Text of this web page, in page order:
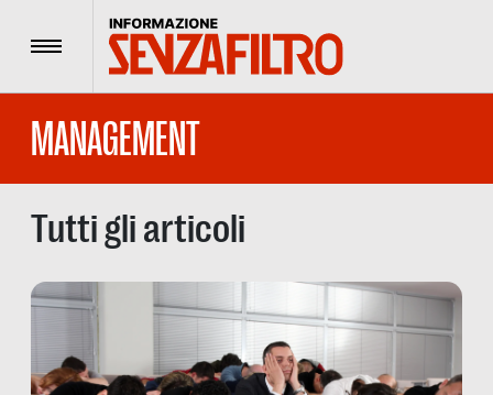
Menu
MANAGEMENT
Tutti gli articoli